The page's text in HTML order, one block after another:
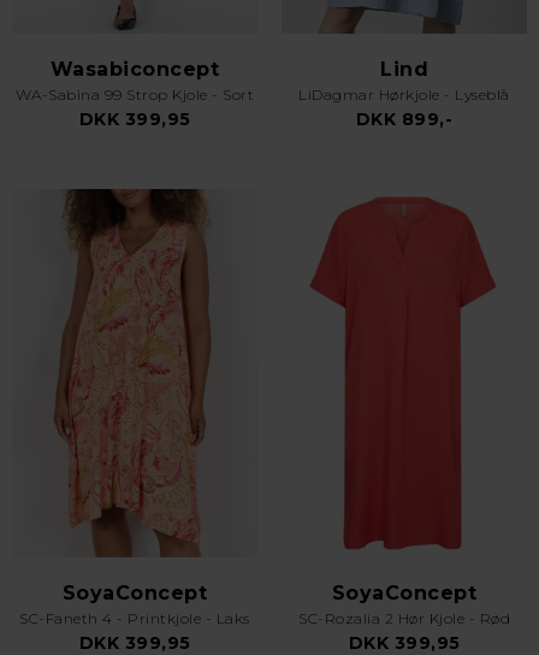
Wasabiconcept
WA-Sabina 99 Strop Kjole - Sort
DKK 399,95
Lind
LiDagmar Hørkjole - Lyseblå
DKK 899,-
SoyaConcept
SC-Faneth 4 - Printkjole - Laks
DKK 399,95
SoyaConcept
SC-Rozalia 2 Hør Kjole - Rød
DKK 399,95